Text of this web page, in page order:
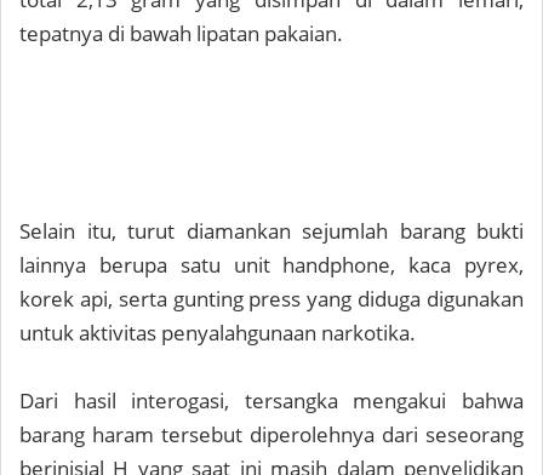
tepatnya di bawah lipatan pakaian.
Selain itu, turut diamankan sejumlah barang bukti
lainnya berupa satu unit handphone, kaca pyrex,
korek api, serta gunting press yang diduga digunakan
untuk aktivitas penyalahgunaan narkotika.
Dari hasil interogasi, tersangka mengakui bahwa
barang haram tersebut diperolehnya dari seseorang
berinisial H yang saat ini masih dalam penyelidikan